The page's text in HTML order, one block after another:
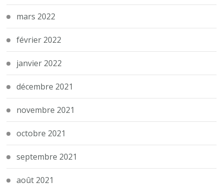
mars 2022
février 2022
janvier 2022
décembre 2021
novembre 2021
octobre 2021
septembre 2021
août 2021